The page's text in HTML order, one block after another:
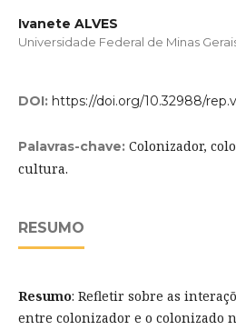
Ivanete ALVES
Universidade Federal de Minas
DOI: https://doi.org/10.32988/
Palavras-chave: Colonizador,
cultura.
RESUMO
Resumo: Refletir sobre as
entre colonizador e o colonizado